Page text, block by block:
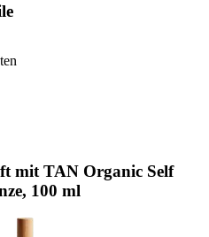
mit TAN Organic Self
100 ml